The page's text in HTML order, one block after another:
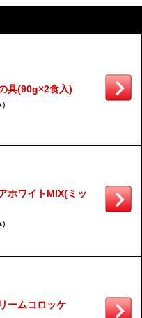
具(90g×2食入)
ホワイトMIX(ミッ
ームコロッケ